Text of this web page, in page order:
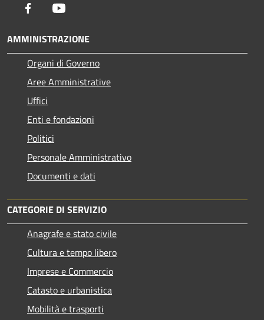
Facebook
AMMINISTRAZIONE
Organi di Governo
Aree Amministrative
Uffici
Enti e fondazioni
Politici
Personale Amministrativo
Documenti e dati
CATEGORIE DI SERVIZIO
Anagrafe e stato civile
Cultura e tempo libero
Imprese e Commercio
Catasto e urbanistica
Mobilità e trasporti